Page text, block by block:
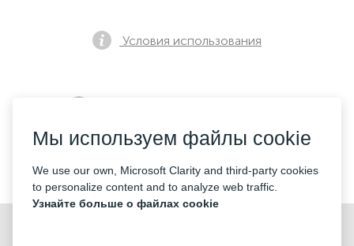
Условия использования
Контакты
Мы используем файлы cookie
We use our own, Microsoft Clarity and third-party cookies
to personalize content and to analyze web traffic.
Узнайте больше о файлах cookie